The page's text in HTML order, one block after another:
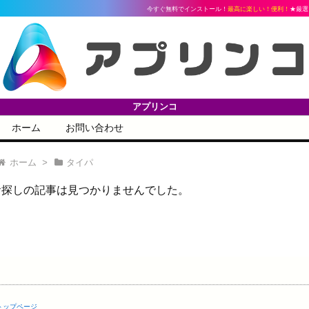
今すぐ無料でインストール！最高に楽しい！便利！ ★厳選ア
アプリンコ
ホーム お問い合わせ
ホーム > タイパ
しの記事は見つかりませんでした。
ップページ